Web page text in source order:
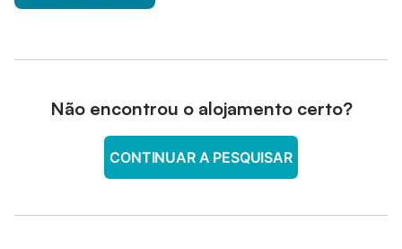
Não encontrou o alojamento certo?
CONTINUAR A PESQUISAR